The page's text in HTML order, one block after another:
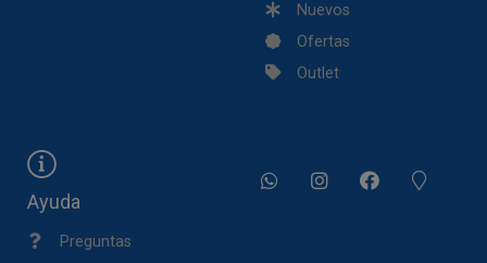
Nuevos
Ofertas
Outlet
Ayuda
Preguntas